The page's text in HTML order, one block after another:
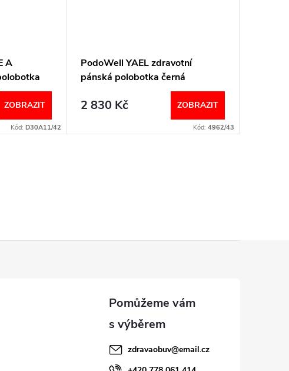
A
ZOBRAZIT
Kód: D30A11/42
PodoWell YAEL zdravotní
pánská polobotka černá
2 830 Kč ZOBRAZIT
Kód: 4962/43
zdravaobuv@email.cz